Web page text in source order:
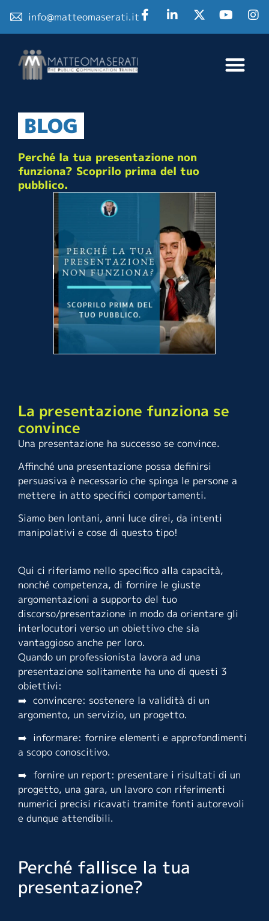
info@matteomaserati.it
BLOG
Perché la tua presentazione non
funziona? Scoprilo prima del tuo
pubblico.
La presentazione funziona se
convince
Una presentazione ha successo se convince.
Affinché una presentazione possa definirsi
persuasiva è necessario che spinga le persone a
mettere in atto specifici comportamenti.
Siamo ben lontani, anni luce direi, da intenti
manipolativi e cose di questo tipo!
Qui ci riferiamo nello specifico alla capacità,
nonché competenza, di fornire le giuste
argomentazioni a supporto del tuo
discorso/presentazione in modo da orientare gli
interlocutori verso un obiettivo che sia
vantaggioso anche per loro.
Quando un professionista lavora ad una
presentazione solitamente ha uno di questi 3
obiettivi:
➡️ convincere: sostenere la validità di un
argomento, un servizio, un progetto.
➡️ informare: fornire elementi e approfondimenti
a scopo conoscitivo.
➡️ fornire un report: presentare i risultati di un
progetto, una gara, un lavoro con riferimenti
numerici precisi ricavati tramite fonti autorevoli
e dunque attendibili.
Perché fallisce la tua
presentazione?